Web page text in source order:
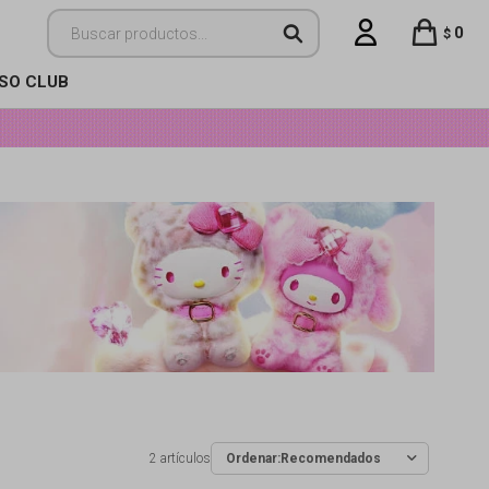
CLUB
$ 0
2 artículos Recomendados